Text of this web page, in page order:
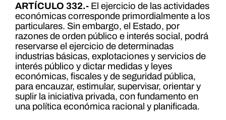
ARTÍCULO 332.-El ejercicio de las actividades
económicas corresponde primordialmente a los
particulares. Sin embargo, el Estado, por
razones de orden público e interés social, podrá
reservarse el ejercicio de determinadas
industrias básicas, explotaciones y servicios de
interés público y dictar medidas y leyes
económicas, fiscales y de seguridad pública,
para encauzar, estimular, supervisar, orientar y
suplir la iniciativa privada, con fundamento en
una política económica racional y planificada.